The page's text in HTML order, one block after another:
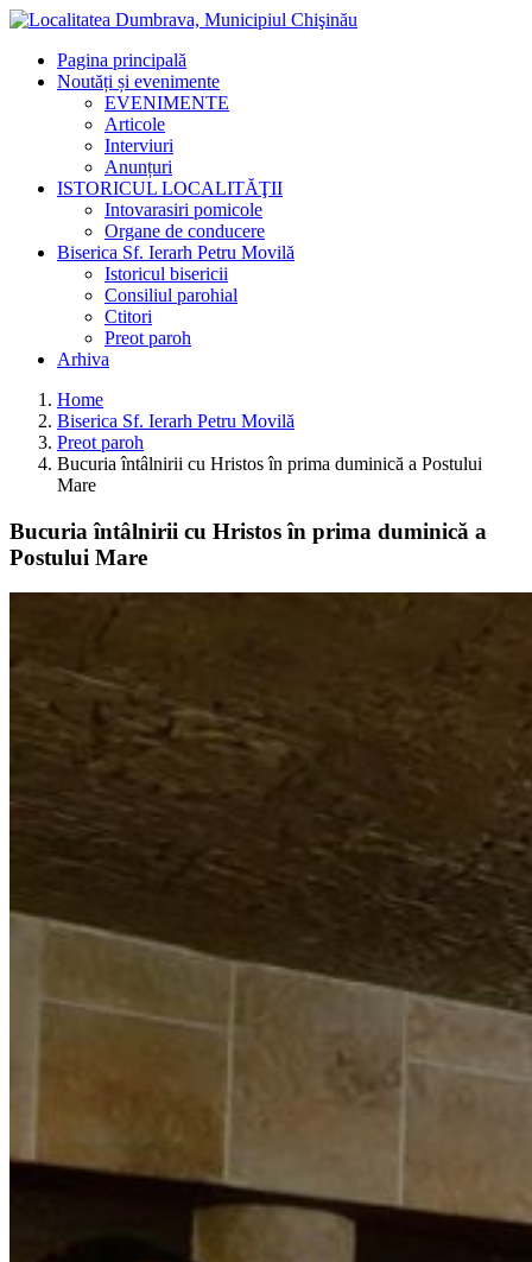
Pagina principală
Noutăți și evenimente
EVENIMENTE
Articole
Interviuri
Anunțuri
ISTORICUL LOCALITĂŢII
Intovarasiri pomicole
Organe de conducere
Biserica Sf. Ierarh Petru Movilă
Istoricul bisericii
Consiliul parohial
Ctitori
Preot paroh
Arhiva
Home
Biserica Sf. Ierarh Petru Movilă
Preot paroh
Bucuria întâlnirii cu Hristos în prima duminică a Postului
Mare
Bucuria întâlnirii cu Hristos în prima duminică a
Postului Mare